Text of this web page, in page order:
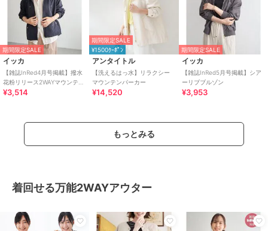
期間限定SALE
イッカ
【雑誌InRed4月号掲載】撥水
花粉リリース2WAYマウンテン
パーカー【親子コーデ】
¥3,514
期間限定SALE
¥1500ｸｰﾎﾟﾝ
アンタイトル
【洗えるはっ水】リラクシー
マウンテンパーカー
¥14,520
期間限定SALE
イッカ
【雑誌InRed5月号掲載】シア
ーリブブルゾン
¥3,953
もっとみる
着回せる万能2WAYアウター